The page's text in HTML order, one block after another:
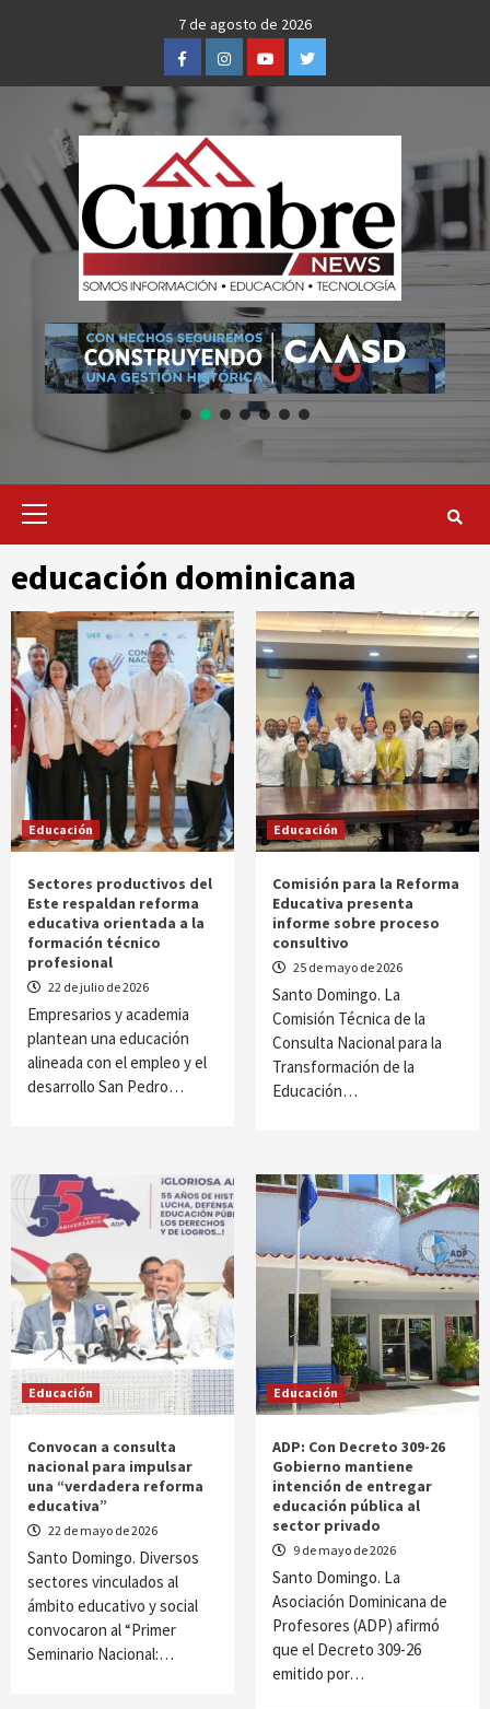
7 de agosto de 2026
FacebookInstagramYoutubeTwitter
Primary
educación dominicana
Educación
Sectores productivos del
Este respaldan reforma
educativa orientada a la
formación técnico
profesional
22 de julio de 2026
Empresarios y academia
plantean una educación
alineada con el empleo y el
desarrollo San Pedro…
Educación
Comisión para la Reforma
Educativa presenta
informe sobre proceso
consultivo
25 de mayo de 2026
Santo Domingo. La
Comisión Técnica de la
Consulta Nacional para la
Transformación de la
Educación…
Educación
Convocan a consulta
nacional para impulsar
una “verdadera reforma
educativa”
22 de mayo de 2026
Santo Domingo. Diversos
sectores vinculados al
ámbito educativo y social
convocaron al “Primer
Seminario Nacional:…
Educación
ADP: Con Decreto 309-26
Gobierno mantiene
intención de entregar
educación pública al
sector privado
9 de mayo de 2026
Santo Domingo. La
Asociación Dominicana de
Profesores (ADP) afirmó
que el Decreto 309-26
emitido por…